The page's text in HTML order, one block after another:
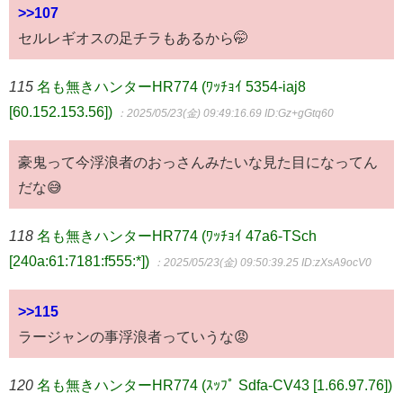
>>107
セルレギオスの足チラもあるから🤭
115 名も無きハンターHR774 (ﾜｯﾁｮｲ 5354-iaj8
[60.152.153.56])
：2025/05/23(金) 09:49:16.69 ID:Gz+gGtq60
豪鬼って今浮浪者のおっさんみたいな見た目になってん
だな😅
118 名も無きハンターHR774 (ﾜｯﾁｮｲ 47a6-TSch
[240a:61:7181:f555:*])
：2025/05/23(金) 09:50:39.25 ID:zXsA9ocV0
>>115
ラージャンの事浮浪者っていうな😡
120 名も無きハンターHR774 (ｽｯﾌﾟ Sdfa-CV43 [1.66.97.76])